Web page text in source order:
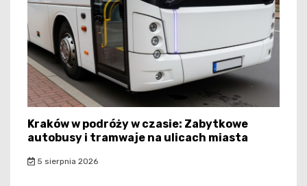
Kraków w podróży w czasie: Zabytkowe
autobusy i tramwaje na ulicach miasta
5 sierpnia 2026